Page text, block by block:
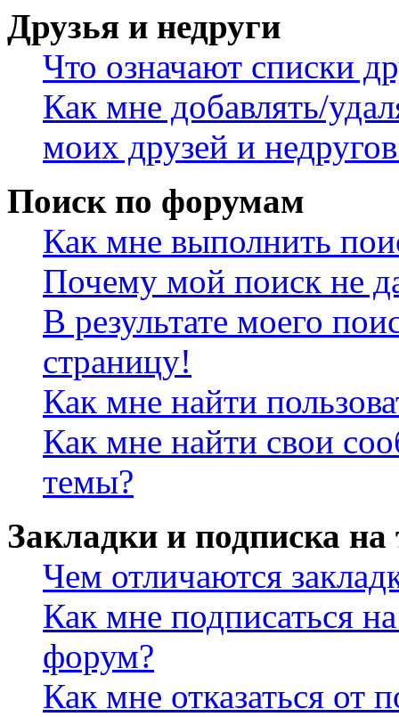
Друзья и недруги
Что означают списки
Как мне добавлять/
моих друзей и
Поиск по форумам
Как мне выполнить
Почему мой поиск не
В результате моего
страницу!
Как мне найти
Как мне найти свои
темы?
Закладки и подписка
Чем отличаются
Как мне подписаться
форум?
Как мне отказаться от